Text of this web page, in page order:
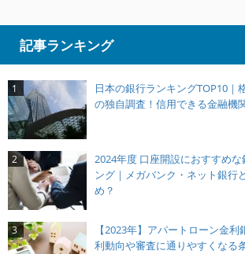
記事ランキング
1
日本の銀行ランキングTOP10｜
の独自調査！信用できる金融機
2
2024年度 口座開設におすすめ
ング｜メガバンク・ネット銀行
め？
3
【2023年】アパートローン金
利動向や審査に通りやすくなる